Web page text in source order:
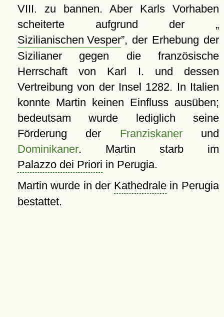
VIII. zu bannen. Aber Karls Vorhaben
scheiterte aufgrund der
Sizilianischen Vesper , der Erhebung der
Sizilianer gegen die französische
Herrschaft von Karl I. und dessen
Vertreibung von der Insel 1282. In Italien
konnte Martin keinen Einfluss ausüben;
bedeutsam wurde lediglich seine
Förderung der Franziskanerund
Dominikaner. Martin starb im
Palazzo dei Priori in Perugia.
Martin wurde in der Kathedralein Perugia
bestattet.